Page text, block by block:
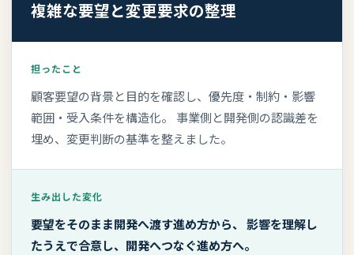
複雑な要望と変更要求の整理
担ったこと
顧客要望の背景と目的を確認し、優先度・制約・影響
範囲・受入条件を構造化。 事業側と開発側の認識差を
埋め、変更判断の基準を整えました。
生み出した変化
要望をそのまま開発へ渡す進め方から、 影響を理解し
たうえで合意し、開発へつなぐ進め方へ。